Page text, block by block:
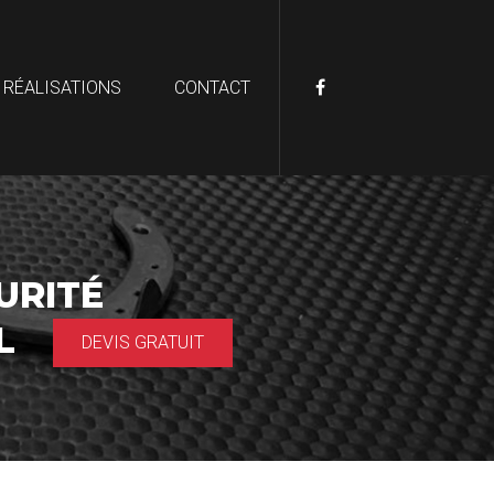
CONTACT
DEVIS GRATUIT